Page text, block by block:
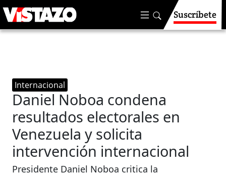
Suscríbete
Internacional
Daniel Noboa condena
resultados electorales en
Venezuela y solicita
intervención internacional
Presidente Daniel Noboa critica la